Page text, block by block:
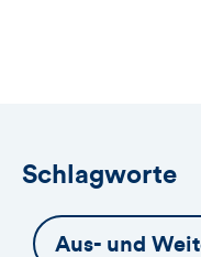
Schlagworte
Aus- und